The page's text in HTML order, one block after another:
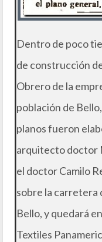
Dentro de poco
de construcción
Obrero de la
población de
planos fueron
arquitecto doctor
el doctor Camilo
sobre la carretera
Bello, y quedará
Textiles